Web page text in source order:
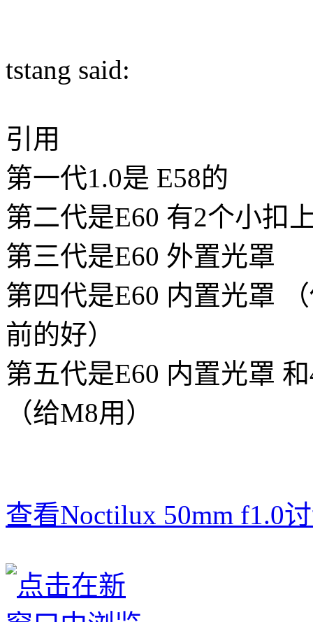
tstang said:
引用
第一代1.0是 E58的
第二代是E60 有2个小扣
第三代是E60 外置光罩
第四代是E60 内置光罩
前的好）
第五代是E60 内置光罩
（给M8用）
查看Noctilux 50mm f1.0